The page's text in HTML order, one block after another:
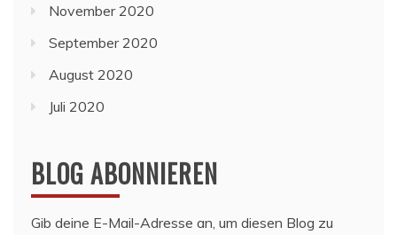
November 2020
September 2020
August 2020
Juli 2020
BLOG ABONNIEREN
Gib deine E-Mail-Adresse an, um diesen Blog zu